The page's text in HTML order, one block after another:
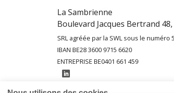
La Sambrienne
Boulevard Jacques Bertrand
SRL agréée par la SWL sous le numéro
IBAN BE28 3600 9715 6620
ENTREPRISE BE0401 661 459